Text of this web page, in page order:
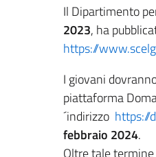
Il Dipartimento
2023, ha
https://
I giovani
piattaforma
´indirizzo https://
febbraio 2024.
Oltre tale